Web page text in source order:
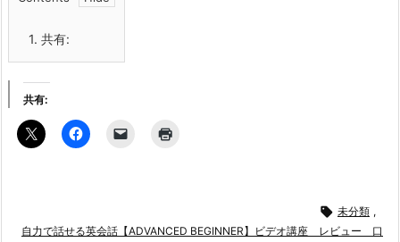
1. 共有:
共有:
 未分類 ,
自力で話せる英会話【ADVANCED BEGINNER】ビデオ講座 レビュー 口